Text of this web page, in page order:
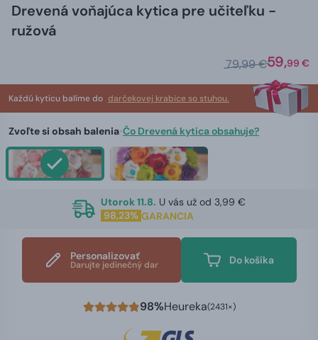
Drevená voňajúca kytica pre učiteľku -
ružová
79,99 €59,99 €
Každú kyticu balíme do darčekovej krabice so stuhou.
Zvoľte si obsah balenia•Čo Drevená kytica obsahuje?
Utorok 11.8. U vás už od 3,99 €
98,23% GARANCIA
Personalizovať
Darujte jedinečný dar Do košíka
98%Heureka(2431×)